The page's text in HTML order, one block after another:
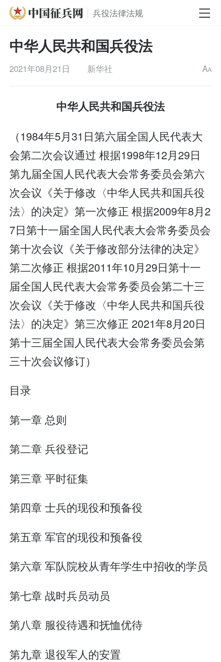
兵役法律法规
中华人民共和国兵役法
2021年08月21日 新华社 AA
中华人民共和国兵役法
（1984年5月31日第六届全国人民代表大
会第二次会议通过 根据1998年12月29日
第九届全国人民代表大会常务委员会第六
次会议《关于修改〈中华人民共和国兵役
法〉的决定》第一次修正 根据2009年8月2
7日第十一届全国人民代表大会常务委员会
第十次会议《关于修改部分法律的决定》
第二次修正 根据2011年10月29日第十一
届全国人民代表大会常务委员会第二十三
次会议《关于修改〈中华人民共和国兵役
法〉的决定》第三次修正 2021年8月20日
第十三届全国人民代表大会常务委员会第
三十次会议修订）
目录
第一章 总则
第二章 兵役登记
第三章 平时征集
第四章 士兵的现役和预备役
第五章 军官的现役和预备役
第六章 军队院校从青年学生中招收的学员
第七章 战时兵员动员
第八章 服役待遇和抚恤优待
第九章 退役军人的安置